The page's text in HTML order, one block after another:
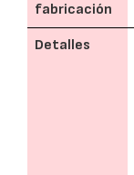
fabricación
Detalles